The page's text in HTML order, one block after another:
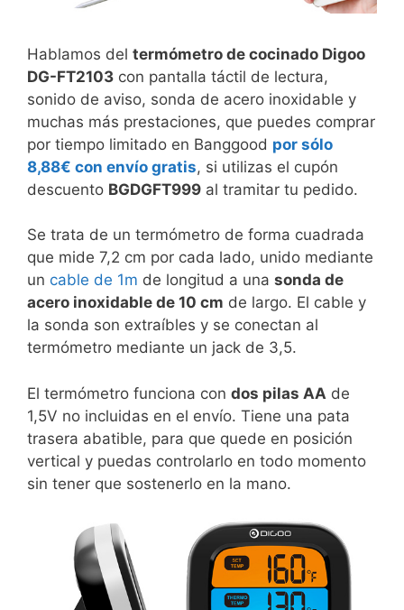
Hablamos del termómetro de cocinado Digoo
DG-FT2103 con pantalla táctil de lectura,
sonido de aviso, sonda de acero inoxidable y
muchas más prestaciones, que puedes comprar
por tiempo limitado en Banggood por sólo
8,88€ con envío gratis, si utilizas el cupón
descuento BGDGFT999 al tramitar tu pedido.
Se trata de un termómetro de forma cuadrada
que mide 7,2 cm por cada lado, unido mediante
un cable de 1m de longitud a una sonda de
acero inoxidable de 10 cm de largo. El cable y
la sonda son extraíbles y se conectan al
termómetro mediante un jack de 3,5.
El termómetro funciona con dos pilas AA de
1,5V no incluidas en el envío. Tiene una pata
trasera abatible, para que quede en posición
vertical y puedas controlarlo en todo momento
sin tener que sostenerlo en la mano.